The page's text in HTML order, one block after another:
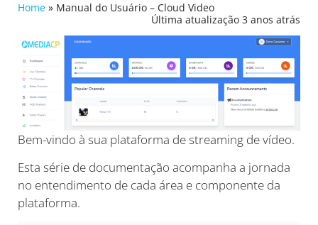
Home » Manual do Usuário – Cloud Video
Última atualização 3 anos atrás
Bem-vindo à sua plataforma de streaming de vídeo.
Esta série de documentação acompanha a jornada
no entendimento de cada área e componente da
plataforma.